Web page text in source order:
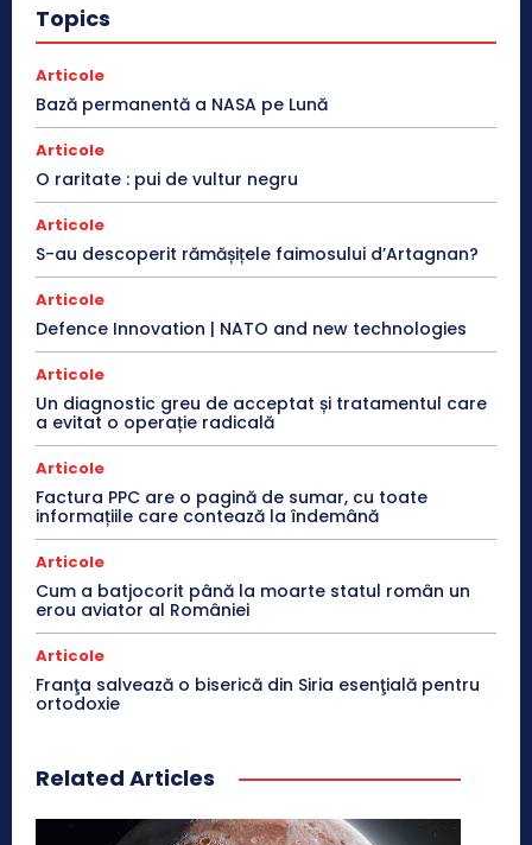
Topics
Articole
Bază permanentă a NASA pe Lună
Articole
O raritate : pui de vultur negru
Articole
S-au descoperit rămășițele faimosului d’Artagnan?
Articole
Defence Innovation | NATO and new technologies
Articole
Un diagnostic greu de acceptat și tratamentul care
a evitat o operație radicală
Articole
Factura PPC are o pagină de sumar, cu toate
informațiile care contează la îndemână
Articole
Cum a batjocorit până la moarte statul român un
erou aviator al României
Articole
Franţa salvează o biserică din Siria esenţială pentru
ortodoxie
Related Articles